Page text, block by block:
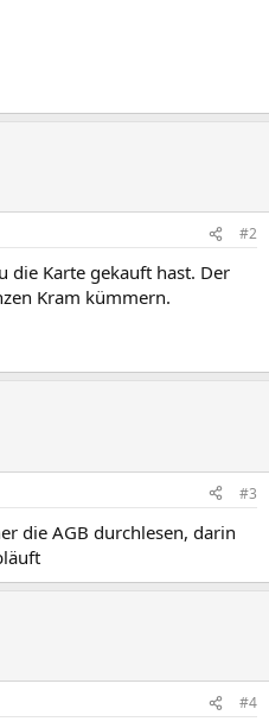
#2
die Karte gekauft hast. Der
Kram kümmern.
#3
die AGB durchlesen, darin
#4